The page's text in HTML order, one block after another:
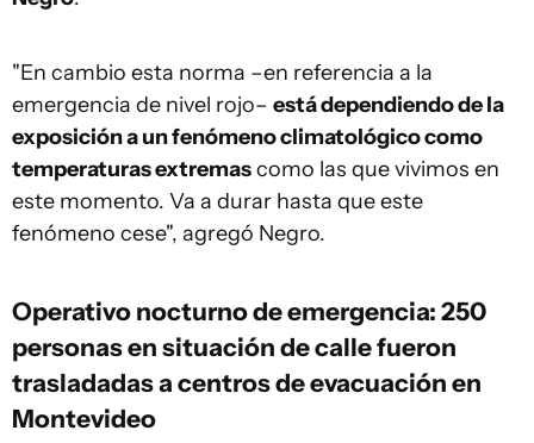
"En cambio esta norma –en referencia a la
emergencia de nivel rojo– está dependiendo de la
exposición a un fenómeno climatológico como
temperaturas extremascomo las que vivimos en
este momento. Va a durar hasta que este
fenómeno cese", agregó Negro.
Operativo nocturno de emergencia: 250
personas en situación de calle fueron
trasladadas a centros de evacuación en
Montevideo